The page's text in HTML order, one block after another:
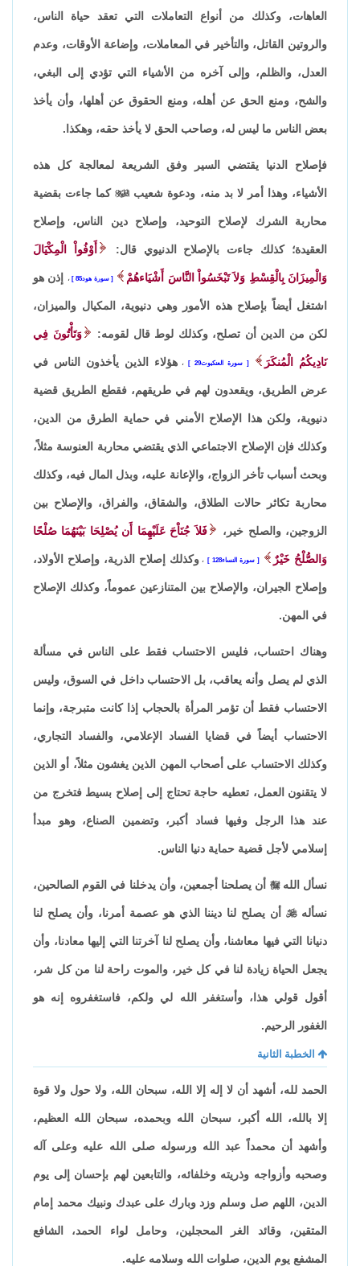
العاهات، وكذلك من أنواع التعاملات التي تعقد حياة الناس،
والروتين القاتل، والتأخير في المعاملات، وإضاعة الأوقات، وعدم
العدل، والظلم، وإلى آخره من الأشياء التي تؤدي إلى البغي،
والشح، ومنع الحق عن أهله، ومنع الحقوق عن أهلها، وأن يأخذ
بعض الناس ما ليس له، وصاحب الحق لا يأخذ حقه، وهكذا.
فإصلاح الدنيا يقتضي السير وفق الشريعة لمعالجة كل هذه
الأشياء، وهذا أمر لا بد منه، ودعوة شعيب كما جاءت بقضية
محاربة الشرك لإصلاح التوحيد، وإصلاح دين الناس، وإصلاح
العقيدة؛ كذلك جاءت بالإصلاح الدنيوي قال: أَوْفُواْ الْمِكْيَالَ
وَالْمِيزَانَ بِالْقِسْطِ وَلاَ تَبْخَسُواْ النَّاسَ أَشْيَاءهُمْ سورة هود85 ، إذن هو
اشتغل أيضاً بإصلاح هذه الأمور وهي دنيوية، المكيال والميزان،
لكن من الدين أن تصلح، وكذلك لوط قال لقومه: وَتَأْتُونَ فِي
نَادِيكُمُ الْمُنكَرَ سورة العنكبوت29 ، هؤلاء الذين يأخذون الناس في
عرض الطريق، ويقعدون لهم في طريقهم، فقطع الطريق قضية
دنيوية، ولكن هذا الإصلاح الأمني في حماية الطرق من الدين،
وكذلك فإن الإصلاح الاجتماعي الذي يقتضي محاربة العنوسة مثلاً،
وبحث أسباب تأخر الزواج، والإعانة عليه، وبذل المال فيه، وكذلك
محاربة تكاثر حالات الطلاق، والشقاق، والفراق، والإصلاح بين
الزوجين، والصلح خير، فَلاَ جُنَاْحَ عَلَيْهِمَا أَن يُصْلِحَا بَيْنَهُمَا صُلْحًا
وَالصُّلْحُ خَيْرٌ سورة النساء128 ، وكذلك إصلاح الذرية، وإصلاح الأولاد،
وإصلاح الجيران، والإصلاح بين المتنازعين عموماً، وكذلك الإصلاح
في المهن.
وهناك احتساب، فليس الاحتساب فقط على الناس في مسألة
الذي لم يصل وأنه يعاقب، بل الاحتساب داخل في السوق، وليس
الاحتساب فقط أن تؤمر المرأة بالحجاب إذا كانت متبرجة، وإنما
الاحتساب أيضاً في قضايا الفساد الإعلامي، والفساد التجاري،
وكذلك الاحتساب على أصحاب المهن الذين يغشون مثلاً، أو الذين
لا يتقنون العمل، تعطيه حاجة تحتاج إلى إصلاح بسيط فتخرج من
عند هذا الرجل وفيها فساد أكبر، وتضمين الصناع، وهو مبدأ
إسلامي لأجل قضية حماية دنيا الناس.
نسأل الله أن يصلحنا أجمعين، وأن يدخلنا في القوم الصالحين،
نسألهأن يصلح لنا ديننا الذي هو عصمة أمرنا، وأن يصلح لنا
دنيانا التي فيها معاشنا، وأن يصلح لنا آخرتنا التي إليها معادنا، وأن
يجعل الحياة زيادة لنا في كل خير، والموت راحة لنا من كل شر،
أقول قولي هذا، وأستغفر الله لي ولكم، فاستغفروه إنه هو
الغفور الرحيم.
الخطبة الثانية
الحمد لله، أشهد أن لا إله إلا الله، سبحان الله، ولا حول ولا قوة
إلا بالله، الله أكبر، سبحان الله وبحمده، سبحان الله العظيم،
وأشهد أن محمداً عبد الله ورسوله صلى الله عليه وعلى آله
وصحبه وأزواجه وذريته وخلفائه، والتابعين لهم بإحسان إلى يوم
الدين، اللهم صل وسلم وزد وبارك على عبدك ونبيك محمد إمام
المتقين، وقائد الغر المحجلين، وحامل لواء الحمد، الشافع
المشفع يوم الدين، صلوات الله وسلامه عليه.